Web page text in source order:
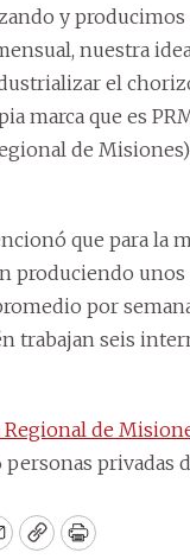
y producimos
nuestra
el
marca que es
de
que para la
produciendo
por
trabajan seis
de
personas privadas
CopyPrint